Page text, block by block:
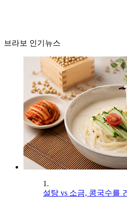
브라보 인기뉴스
1.
설탕 vs 소금, 콩국수를